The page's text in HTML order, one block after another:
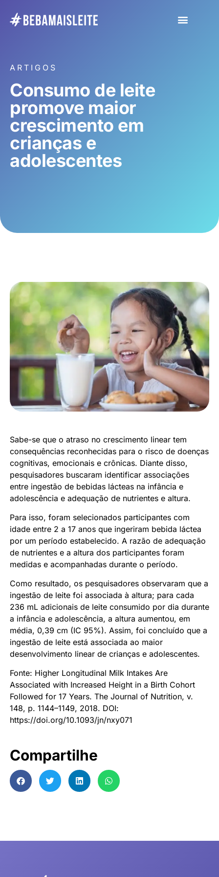
ARTIGOS
Consumo de leite
promove maior
crescimento em
crianças e
adolescentes
Sabe-se que o atraso no crescimento linear tem
consequências reconhecidas para o risco de doenças
cognitivas, emocionais e crônicas. Diante disso,
pesquisadores buscaram identificar associações
entre ingestão de bebidas lácteas na infância e
adolescência e adequação de nutrientes e altura.
Para isso, foram selecionados participantes com
idade entre 2 a 17 anos que ingeriram bebida láctea
por um período estabelecido. A razão de adequação
de nutrientes e a altura dos participantes foram
medidas e acompanhadas durante o período.
Como resultado, os pesquisadores observaram que a
ingestão de leite foi associada à altura; para cada
236 mL adicionais de leite consumido por dia durante
a infância e adolescência, a altura aumentou, em
média, 0,39 cm (IC 95%). Assim, foi concluído que a
ingestão de leite está associada ao maior
desenvolvimento linear de crianças e adolescentes.
Fonte: Higher Longitudinal Milk Intakes Are
Associated with Increased Height in a Birth Cohort
Followed for 17 Years. The Journal of Nutrition, v.
148, p. 1144–1149, 2018. DOI:
https://doi.org/10.1093/jn/nxy071
Compartilhe